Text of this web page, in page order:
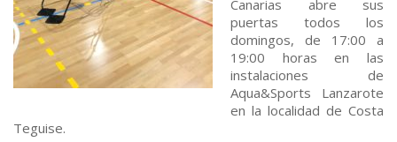
Canarias abre sus
puertas todos los
domingos, de 17:00 a
19:00 horas en las
instalaciones de
Aqua&Sports Lanzarote
en la localidad de Costa
Teguise.